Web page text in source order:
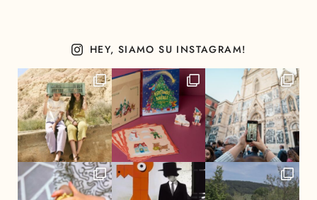
HEY, SIAMO SU INSTAGRAM!